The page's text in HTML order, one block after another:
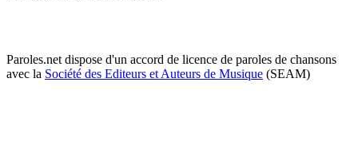
Paroles.net dispose d'un accord de licence de paroles de chansons
avec la Société des Editeurs et Auteurs de Musique (SEAM)